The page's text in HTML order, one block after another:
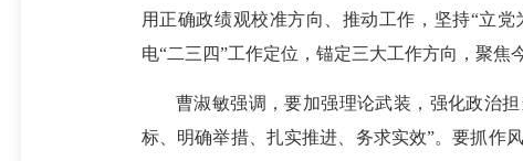
用正确政绩观校准方向、推动工作，坚持“立
电“二三四”工作定位，锚定三大工作方向，聚焦
曹淑敏强调，要加强理论武装，强化政治
标、明确举措、扎实推进、务求实效”。要抓作